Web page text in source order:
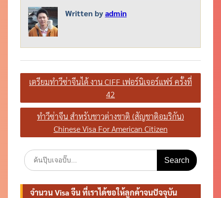
Written byadmin
แนะแนว
เตรียมทำวีซ่าจีนได้ งาน CIFF เฟอร์นิเจอร์แฟร์ ครั้งที่
42
ทำวีซ่าจีน สำหรับชาวต่างชาติ (สัญชาติอมริกัน)
Chinese Visa For American Citizen
Search
for:
จำนวน Visa จีน ที่เราได้ขอให้ลูกค้าจนปัจจุบัน